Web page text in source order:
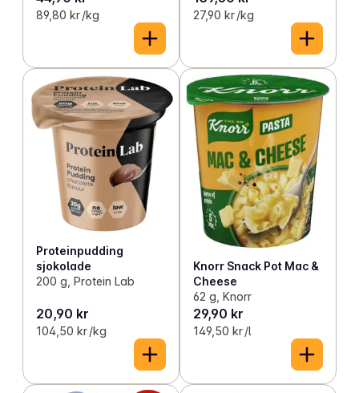
89,80 kr /kg 27,90 kr /kg
Proteinpudding
sjokolade
200 g, Protein Lab
20,90 kr
104,50 kr /kg
Knorr Snack Pot Mac &
Cheese
62 g, Knorr
29,90 kr
149,50 kr /l